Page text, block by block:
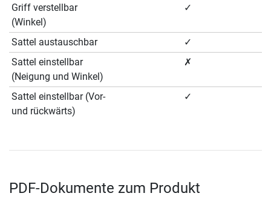
Griff verstellbar
(Winkel)
✓
Sattel austauschbar
✓
Sattel einstellbar
(Neigung und Winkel)
✗
Sattel einstellbar (Vor-
und rückwärts)
✓
PDF-Dokumente zum Produkt